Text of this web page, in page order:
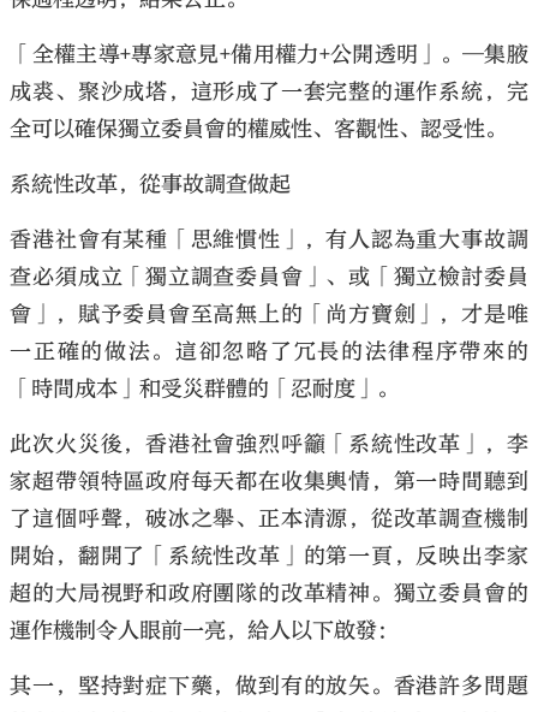
「全權主導+專家意見+備用權力+公開透明」。─集腋
成裘、聚沙成塔，這形成了一套完整的運作系統，完
全可以確保獨立委員會的權威性、客觀性、認受性。
系統性改革，從事故調查做起
香港社會有某種「思維慣性」，有人認為重大事故調
查必須成立「獨立調查委員會」、或「獨立檢討委員
會」，賦予委員會至高無上的「尚方寶劍」，才是唯
一正確的做法。這卻忽略了冗長的法律程序帶來的
「時間成本」和受災群體的「忍耐度」。
此次火災後，香港社會強烈呼籲「系統性改革」，李
家超帶領特區政府每天都在收集輿情，第一時間聽到
了這個呼聲，破冰之舉、正本清源，從改革調查機制
開始，翻開了「系統性改革」的第一頁，反映出李家
超的大局視野和政府團隊的改革精神。獨立委員會的
運作機制令人眼前一亮，給人以下啟發：
其一，堅持對症下藥，做到有的放矢。香港許多問題